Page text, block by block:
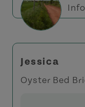
Jessica
Oyster Bed